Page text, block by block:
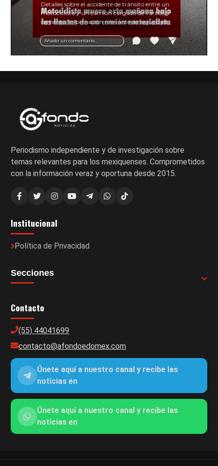
Añadir un comentario ...
Detalles sobre el accidente de tránsito entre un
motociclista y un camión cargado de varillas y
cemento. Información relevante de seguridad
vial y recomendaciones para motociclistas.
Periodismo independiente y de investigación sobre
temas relevantes para los mexiquenses. Comprometidos
con la información veraz y oportuna desde 2015.
Institucional
Política de Privacidad
Secciones
Contacto
(55) 44041699
contacto@afondoedomex.com
Únete aquí a nuestro canal y recibe las
noticias en
Únete aquí a nuestro canal y recibe las
noticias en